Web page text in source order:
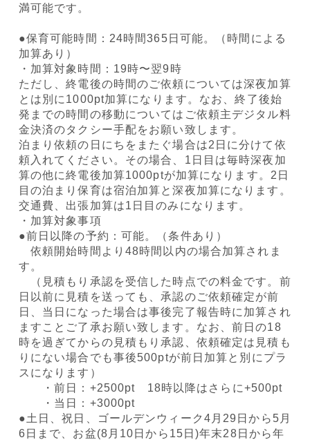
満可能です。
●保育可能時間：24時間365日可能。（時間による
加算あり）
・加算対象時間：19時〜翌9時
ただし、終電後の時間のご依頼については深夜加算
とは別に1000pt加算になります。なお、終了後始
発までの時間の移動についてはご依頼主デジタル料
金決済のタクシー手配をお願い致します。
泊まり依頼の日にちをまたぐ場合は2日に分けて依
頼入れてください。その場合、1日目は毎時深夜加
算の他に終電後加算1000ptが加算になります。2日
目の泊まり保育は宿泊加算と深夜加算になります。
交通費、出張加算は1日目のみになります。
・加算対象事項
●前日以降の予約：可能。（条件あり）
依頼開始時間より48時間以内の場合加算されま
す。
（見積もり承認を受信した時点での料金です。前
日以前に見積を送っても、承認のご依頼確定が前
日、当日になった場合は事後完了報告時に加算され
ますことご了承お願い致します。なお、前日の18
時を過ぎてからの見積もり承認、依頼確定は見積も
りにない場合でも事後500ptが前日加算と別にプラ
スになります）
・前日：+2500pt 18時以降はさらに+500pt
・当日：+3000pt
●土日、祝日、ゴールデンウィーク4月29日から5月
6日まで、お盆(8月10日から15日)年末28日から年